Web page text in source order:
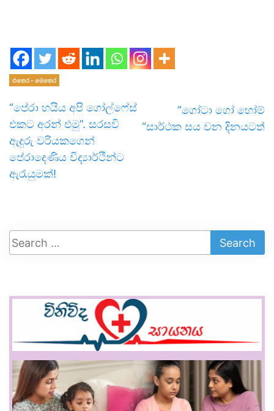
එතෙර - මෙතෙර
“පේරා හයිය අපි ගෝල්ෆේස්
එකට අරන් එමු”. සරසවි
ඇදුරු වරියකගෙන්
පේරාදෙණිය විද්‍යාර්ථීන්ට
ඇරැයුමක්!
“ගෝටා ගෝ හෝම්
“සාර්ථක සය වන දිනයටත්